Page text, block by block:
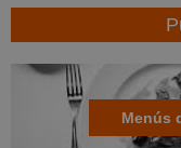
Menús